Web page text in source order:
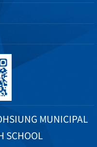
MUNICIPAL
SCHOOL